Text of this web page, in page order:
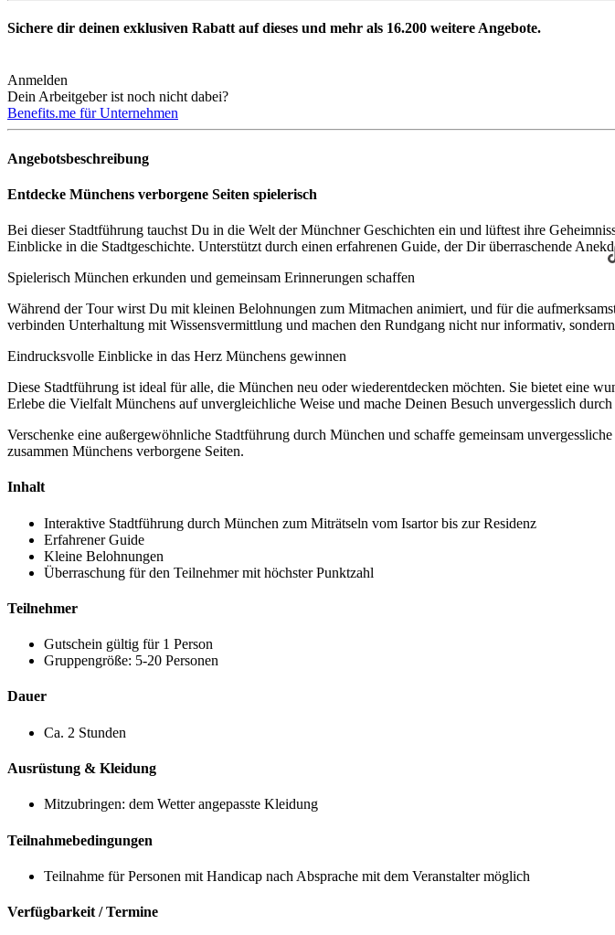
Sichere dir deinen exklusiven Rabatt auf dieses und mehr als 16.200 weitere Angebote.
Anmelden
Dein Arbeitgeber ist noch nicht dabei?
Benefits.me für Unternehmen
Angebotsbeschreibung
Entdecke Münchens verborgene Seiten spielerisch
Bei dieser Stadtführung tauchst Du in die Welt der Münchner Geschichten ein und lüftest ihre
Einblicke in die Stadtgeschichte. Unterstützt durch einen erfahrenen Guide, der Dir überraschende
Spielerisch München erkunden und gemeinsam Erinnerungen schaffen
Während der Tour wirst Du mit kleinen Belohnungen zum Mitmachen animiert, und für die
verbinden Unterhaltung mit Wissensvermittlung und machen den Rundgang nicht nur informativ,
Eindrucksvolle Einblicke in das Herz Münchens gewinnen
Diese Stadtführung ist ideal für alle, die München neu oder wiederentdecken möchten. Sie bietet eine
Erlebe die Vielfalt Münchens auf unvergleichliche Weise und mache Deinen Besuch unvergesslich
Verschenke eine außergewöhnliche Stadtführung durch München und schaffe gemeinsam
zusammen Münchens verborgene Seiten.
Inhalt
Interaktive Stadtführung durch München zum Miträtseln vom Isartor bis zur Residenz
Erfahrener Guide
Kleine Belohnungen
Überraschung für den Teilnehmer mit höchster Punktzahl
Teilnehmer
Gutschein gültig für 1 Person
Gruppengröße: 5-20 Personen
Dauer
Ca. 2 Stunden
Ausrüstung & Kleidung
Mitzubringen: dem Wetter angepasste Kleidung
Teilnahmebedingungen
Teilnahme für Personen mit Handicap nach Absprache mit dem Veranstalter möglich
Verfügbarkeit / Termine